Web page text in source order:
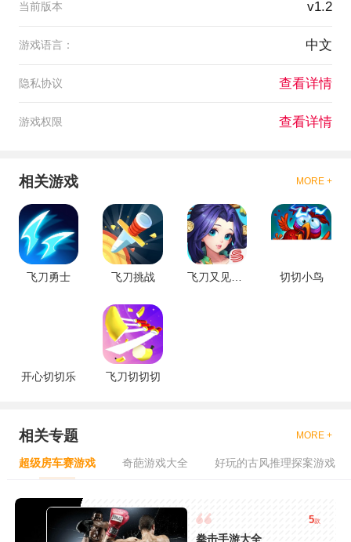
当前版本 v1.2
游戏语言： 中文
隐私协议 查看详情
游戏权限 查看详情
相关游戏 MORE +
飞刀勇士 飞刀挑战 飞刀又见飞刀 切切小鸟
开心切切乐 飞刀切切切
相关专题 MORE +
超级房车赛游戏 奇葩游戏大全 好玩的古风推理探案游戏
5款
拳击手游大全